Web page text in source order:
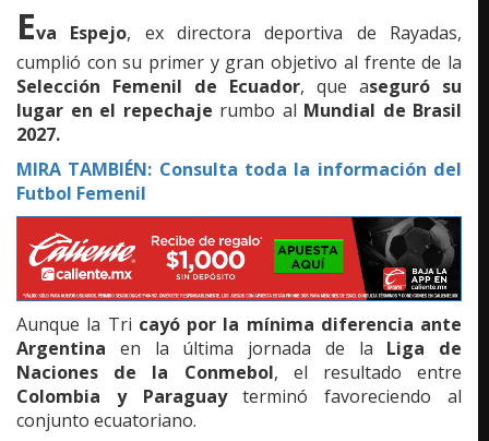
Eva Espejo, ex directora deportiva de Rayadas,
cumplió con su primer y gran objetivo al frente de la
Selección Femenil de Ecuador, que aseguró su
lugar en el repechaje rumbo al Mundial de Brasil
2027.
MIRA TAMBIÉN: Consulta toda la información del
Futbol Femenil
Aunque la Tri cayó por la mínima diferencia ante
Argentina en la última jornada de la Liga de
Naciones de la Conmebol, el resultado entre
Colombia y Paraguayterminó favoreciendo al
conjunto ecuatoriano.